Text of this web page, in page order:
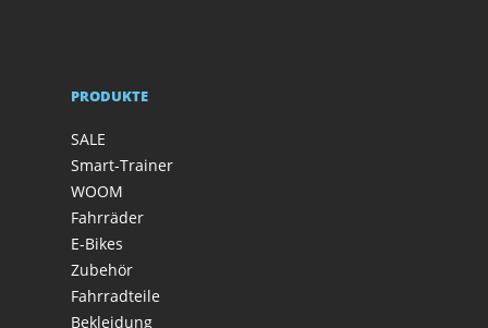
PRODUKTE
SALE
Smart-Trainer
WOOM
Fahrräder
E-Bikes
Zubehör
Fahrradteile
Bekleidung